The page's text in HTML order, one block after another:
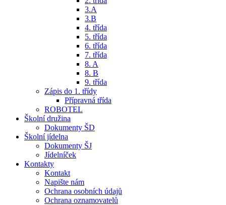
3.A
3.B
4. třída
5. třída
6. třída
7. třída
8. A
8. B
9. třída
Zápis do 1. třídy
Přípravná třída
ROBOTEL
Školní družina
Dokumenty ŠD
Školní jídelna
Dokumenty ŠJ
Jídelníček
Kontakty
Kontakt
Napište nám
Ochrana osobních údajů
Ochrana oznamovatelů